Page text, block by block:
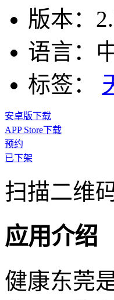
版本：
语言：
标签：
安卓版下载
APP Store下载
预约
已下架
扫描二维
应用介绍
健康东莞